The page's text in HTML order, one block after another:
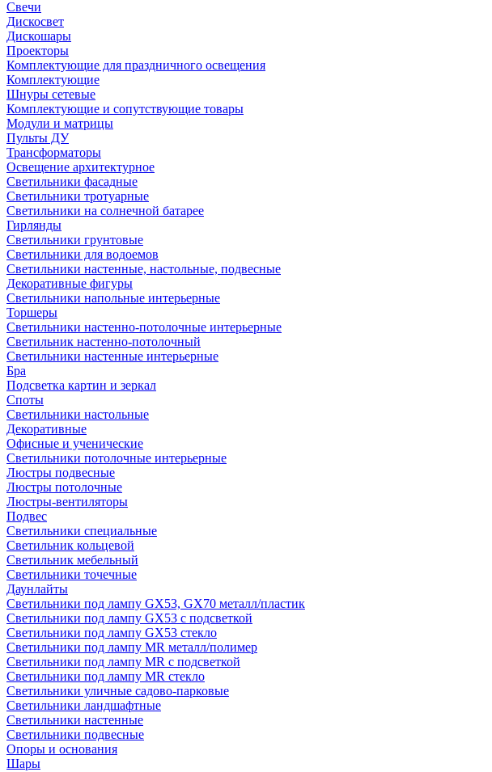
Свечи
Дискосвет
Дискошары
Проекторы
Комплектующие для праздничного освещения
Комплектующие
Шнуры сетевые
Комплектующие и сопутствующие товары
Модули и матрицы
Пульты ДУ
Трансформаторы
Освещение архитектурное
Светильники фасадные
Светильники тротуарные
Светильники на солнечной батарее
Гирлянды
Светильники грунтовые
Светильники для водоемов
Светильники настенные, настольные, подвесные
Декоративные фигуры
Светильники напольные интерьерные
Торшеры
Светильники настенно-потолочные интерьерные
Светильник настенно-потолочный
Светильники настенные интерьерные
Бра
Подсветка картин и зеркал
Споты
Светильники настольные
Декоративные
Офисные и ученические
Светильники потолочные интерьерные
Люстры подвесные
Люстры потолочные
Люстры-вентиляторы
Подвес
Светильники специальные
Светильник кольцевой
Светильник мебельный
Светильники точечные
Даунлайты
Светильники под лампу GX53, GX70 металл/пластик
Светильники под лампу GX53 с подсветкой
Светильники под лампу GX53 стекло
Светильники под лампу MR металл/полимер
Светильники под лампу MR с подсветкой
Светильники под лампу MR стекло
Светильники уличные садово-парковые
Светильники ландшафтные
Светильники настенные
Светильники подвесные
Опоры и основания
Шары